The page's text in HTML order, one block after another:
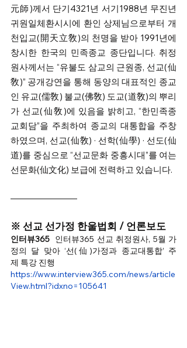
元師)께서 단기4321년 서기1988년 무진년
귀원일체환시시에 환인 상제님으로부터 개
천입교(開天立敎)의 천명을 받아 1991년에
창시한 한국의 민족종교 종단입니다. 취정
원사께서는 “유불도 삼교의 근원종, 선교(仙
敎)” 공개강연을 통해 동양의 대표적인 종교
인 유교(儒敎) 불교(佛敎) 도교(道敎)의 뿌리
가 선교(仙敎)에 있음을 밝히고, “한민족종
교회담”을 주최하여 종교의 대통합을 주창
하였으며, 선교(仙敎) · 선학(仙學) · 선도(仙
道)를 중심으로 “선교문화 중흥시대”를 여는
선문화(仙文化) 보급에 전력하고 있습니다.
※ 선교 선가정 한울법회 / 언론보도
인터뷰365 인터뷰365 선교 취정원사, 5월 가
정의 달 맞아 ‘선(仙)가정과 종교대통합’ 주
제 특강 진행
https://www.interview365.com/news/article
View.html?idxno=105641